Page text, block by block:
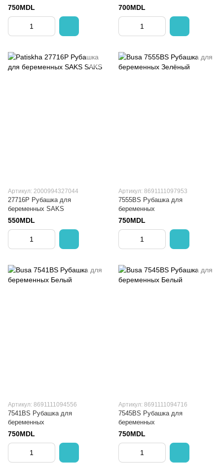
750MDL 700MDL
Артикул: 2000994327044
27716P Рубашка для
беременных SAKS
550MDL
Артикул: 8691111097953
7555BS Рубашка для
беременных
750MDL
Артикул: 8691111094556
7541BS Рубашка для
беременных
750MDL
Артикул: 8691111094716
7545BS Рубашка для
беременных
750MDL